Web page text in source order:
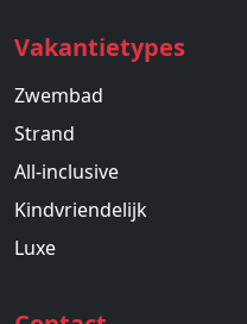
Vakantietypes
Zwembad
Strand
All-inclusive
Kindvriendelijk
Luxe